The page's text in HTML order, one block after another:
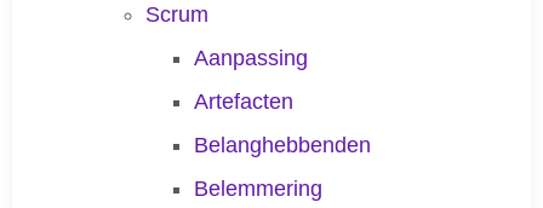
Scrum
Aanpassing
Artefacten
Belanghebbenden
Belemmering